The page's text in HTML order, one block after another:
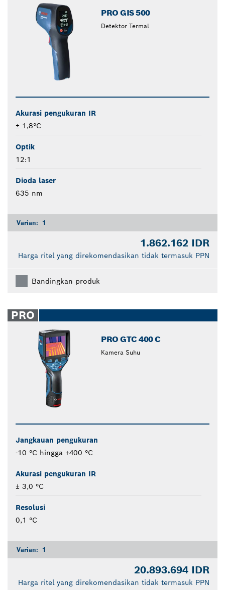
PRO GIS 500
Detektor Termal
Akurasi pengukuran IR
± 1,8°C
Optik
12:1
Dioda laser
635 nm
Varian: 1
1.862.162 IDR
Harga ritel yang direkomendasikan tidak termasuk PPN
Bandingkan produk
PRO
PRO GTC 400 C
Kamera Suhu
Jangkauan pengukuran
-10 °C hingga +400 °C
Akurasi pengukuran IR
± 3,0 °C
Resolusi
0,1 °C
Varian: 1
20.893.694 IDR
Harga ritel yang direkomendasikan tidak termasuk PPN